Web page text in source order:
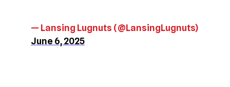
— Lansing Lugnuts (@LansingLugnuts)
June 6, 2025